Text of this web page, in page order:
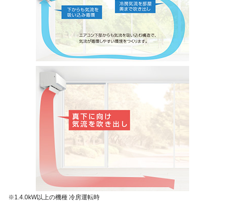
※1.4.0kW以上の機種 冷房運転時